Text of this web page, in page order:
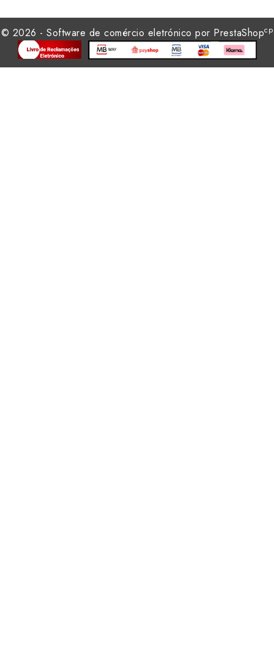
© 2026 - Software de comércio eletrónico por PrestaShopcp